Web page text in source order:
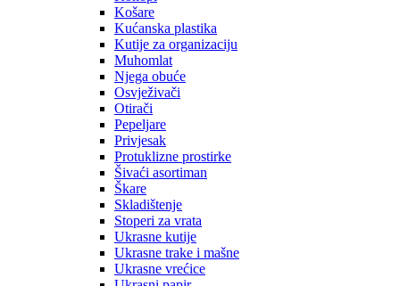
Košare
Kućanska plastika
Kutije za organizaciju
Muhomlat
Njega obuće
Osvježivači
Otirači
Pepeljare
Privjesak
Protuklizne prostirke
Šivaći asortiman
Škare
Skladištenje
Stoperi za vrata
Ukrasne kutije
Ukrasne trake i mašne
Ukrasne vrećice